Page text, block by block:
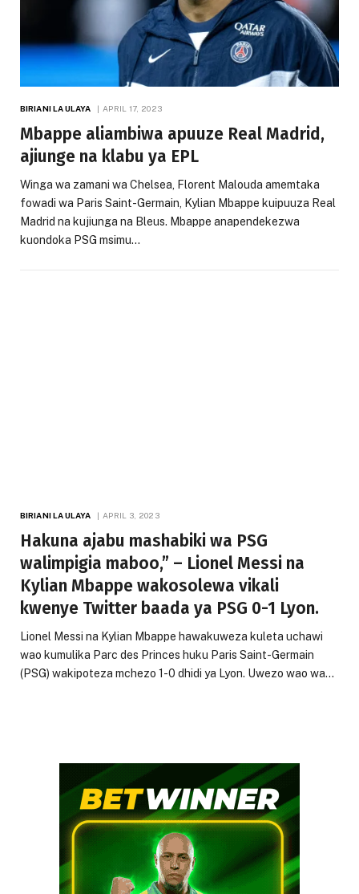
BIRIANI LA ULAYA APRIL 17, 2023
Mbappe aliambiwa apuuze Real Madrid,
ajiunge na klabu ya EPL
Winga wa zamani wa Chelsea, Florent Malouda amemtaka
fowadi wa Paris Saint-Germain, Kylian Mbappe kuipuuza Real
Madrid na kujiunga na Bleus. Mbappe anapendekezwa
kuondoka PSG msimu…
BIRIANI LA ULAYA APRIL 3, 2023
Hakuna ajabu mashabiki wa PSG
walimpigia maboo,” – Lionel Messi na
Kylian Mbappe wakosolewa vikali
kwenye Twitter baada ya PSG 0-1 Lyon.
Lionel Messi na Kylian Mbappe hawakuweza kuleta uchawi
wao kumulika Parc des Princes huku Paris Saint-Germain
(PSG) wakipoteza mchezo 1-0 dhidi ya Lyon. Uwezo wao wa…